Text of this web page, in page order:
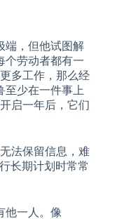
端，但他试图解
个劳动者都有一
多工作，那么经
至少在一件事上
启一年后，它们
法保留信息，难
长期计划时常常
他一人。像